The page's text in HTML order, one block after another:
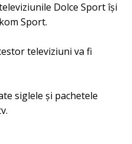
Dolce Sport își
Sport.
televiziuni va fi
siglele și pachetele